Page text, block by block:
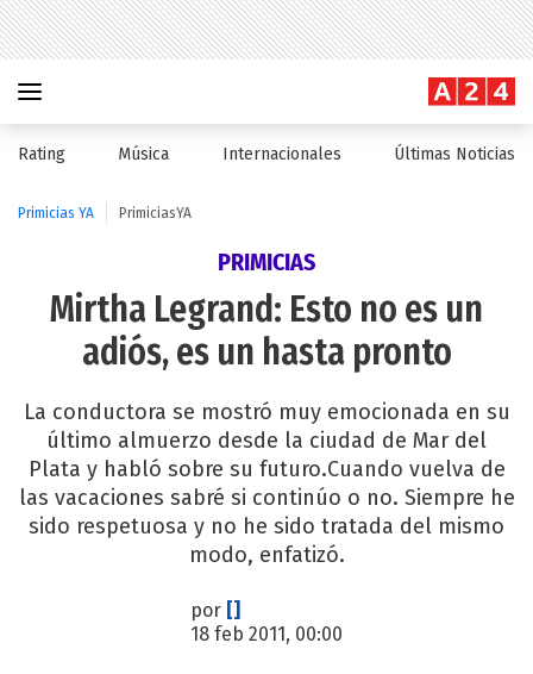
Rating Música Internacionales Últimas Noticias
Primicias YA PrimiciasYA
PRIMICIAS
Mirtha Legrand: Esto no es un
adiós, es un hasta pronto
La conductora se mostró muy emocionada en su
último almuerzo desde la ciudad de Mar del
Plata y habló sobre su futuro.Cuando vuelva de
las vacaciones sabré si continúo o no. Siempre he
sido respetuosa y no he sido tratada del mismo
modo, enfatizó.
por []
18 feb 2011, 00:00